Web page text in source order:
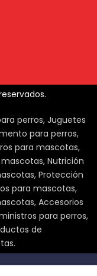
perros, Juguetes
para perros,
para mascotas,
Nutrición
Protección
para mascotas,
Accesorios
para perros,
de